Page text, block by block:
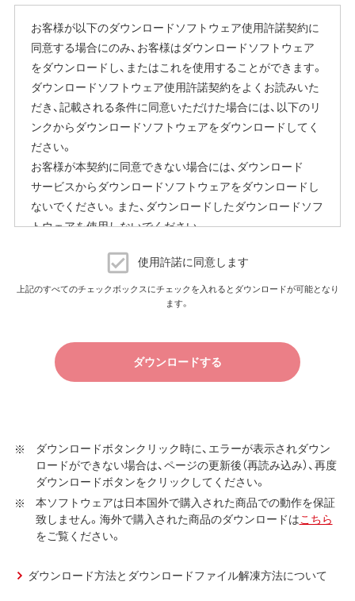
設定画面を表示していただき、[管理]-[ファームウェア更新]
内の「ファームウェア自動更新機能」で"自動更新をしな
い"に変更することで停止いただけます。
設定画面の表示方法の詳細は、本商品に同梱の取扱説明書
または、当社ホームページに掲載の「エアステーション設定
ガイド」をご覧ください。
本機能にはその他に下記の注意事項がございます。
ファームウェア自動更新中はインターネットに接続できな
くなります。
従量制課金契約の場合は、ファームウェアダウンロードに
よる通信費用や、パケット通信量の超過による速度制限が
お客様が以下のダウンロードソフトウェア使用許諾契約に
同意する場合にのみ、お客様はダウンロードソフトウェア
をダウンロードし、またはこれを使用することができます。
ダウンロードソフトウェア使用許諾契約をよくお読みいた
だき、記載される条件に同意いただけた場合には、以下のリ
ンクからダウンロードソフトウェアをダウンロードしてく
ださい。
お客様が本契約に同意できない場合には、ダウンロード
サービスからダウンロードソフトウェアをダウンロードし
ないでください。また、ダウンロードしたダウンロードソフ
トウェアを使用しないでください。
ダウンロードソフトウェア使用許諾契約
（株）バッファロー（以下、弊社といいます）は、お客様がダウ
ンロードソフトウェア使用許諾契約（以下、本契約といいま
ます）について弊社が保証契約に基づく修理を実施する際
の条件である保証契約約款、およびそれに含まれるソフト
ウェア（以下、添付ソフトウェアといいます）の使用許諾契
ア（ユーティリティ・ファームウェア・ドライバなど）を含み
以下、本ソフトウェアといいます）の使用を許諾いたしま
す。
第1条 使用許諾
弊社は、本契約に規定する条件で、本ソフトウェアの
使用許諾に同意します
上記のすべてのチェックボックスにチェックを入れるとダウンロードが可能となり
ます。
ダウンロードする
ダウンロードボタンクリック時に、エラーが表示されダウン
ロードができない場合は、ページの更新後（再読み込み）、再度
ダウンロードボタンをクリックしてください。
本ソフトウェアは日本国外で購入された商品での動作を保証
致しません。海外で購入された商品のダウンロードはこちら
をご覧ください。
ダウンロード方法とダウンロードファイル解凍方法について